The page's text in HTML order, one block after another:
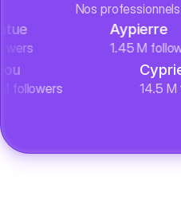
Nos
Aypierre
1.45 M followers
M followers